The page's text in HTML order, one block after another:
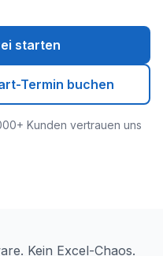
starten
Termin buchen
Kunden vertrauen uns
Kein Excel-Chaos.